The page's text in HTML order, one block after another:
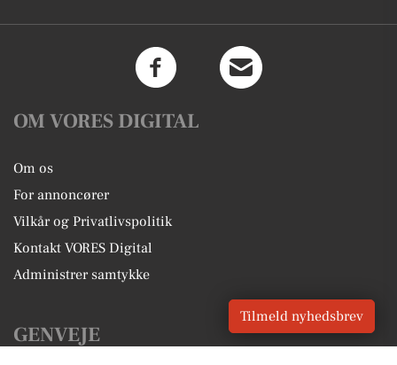
OM VORES DIGITAL
Om os
For annoncører
Vilkår og Privatlivspolitik
Kontakt VORES Digital
Administrer samtykke
GENVEJE
Tilmeld nyhedsbrev